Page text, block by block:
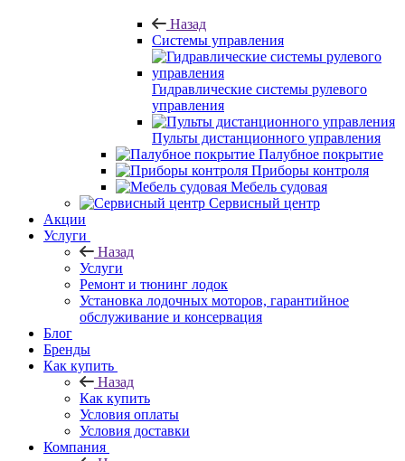
Назад
Системы управления
Гидравлические системы рулевого
управления
Пульты дистанционного управления
Палубное покрытие
Приборы контроля
Мебель судовая
Сервисный центр
Акции
Услуги
Назад
Услуги
Ремонт и тюнинг лодок
Установка лодочных моторов, гарантийное
обслуживание и консервация
Блог
Бренды
Как купить
Назад
Как купить
Условия оплаты
Условия доставки
Компания